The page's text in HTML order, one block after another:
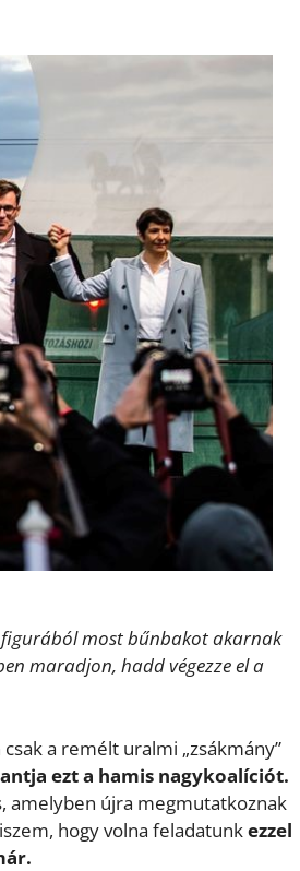
most bűnbakot akarnak
maradjon, hadd végezze el a
a remélt uralmi „zsákmány”
ezt a hamis nagykoalíciót.
amelyben újra megmutatkoznak
hogy volna feladatunkezzel